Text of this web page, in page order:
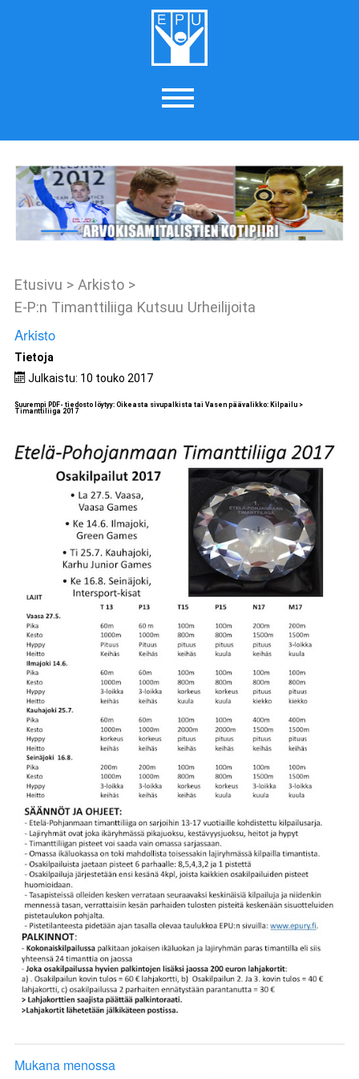
Etusivu > Arkisto >
E-P:n Timanttiliiga Kutsuu Urheilijoita
Arkisto
Tietoja
Julkaistu: 10 touko 2017
Suurempi PDF- tiedosto löytyy: Oikeasta sivupalkista tai Vasen päävalikko: Kilpailu >
Timanttiliiga 2017
Mukana menossa